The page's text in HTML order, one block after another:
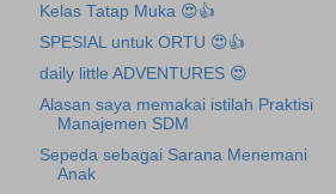
Kelas Tatap Muka 😍👍
SPESIAL untuk ORTU 😍👍
daily little ADVENTURES 😍
Alasan saya memakai istilah Praktisi
Manajemen SDM
Sepeda sebagai Sarana Menemani
Anak